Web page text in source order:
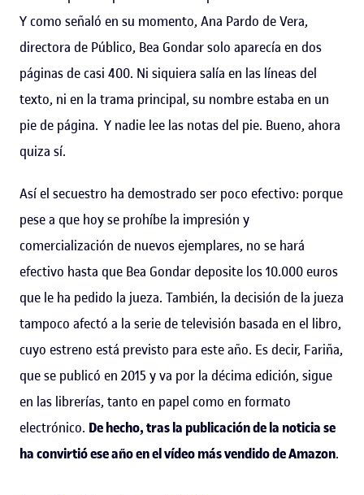
Y como señaló en su momento, Ana Pardo de Vera,
directora de Público, Bea Gondar solo aparecía en dos
páginas de casi 400. Ni siquiera salía en las líneas del
texto, ni en la trama principal, su nombre estaba en un
pie de página. Y nadie lee las notas del pie. Bueno, ahora
quiza sí.
Así el secuestro ha demostrado ser poco efectivo: porque
pese a que hoy se prohíbe la impresión y
comercialización de nuevos ejemplares, no se hará
efectivo hasta que Bea Gondar deposite los 10.000 euros
que le ha pedido la jueza. También, la decisión de la jueza
tampoco afectó a la serie de televisión basada en el libro,
cuyo estreno está previsto para este año. Es decir, Fariña,
que se publicó en 2015 y va por la décima edición, sigue
en las librerías, tanto en papel como en formato
electrónico. De hecho, tras la publicación de la noticia se
ha convirtió ese año en el vídeo más vendido de Amazon.